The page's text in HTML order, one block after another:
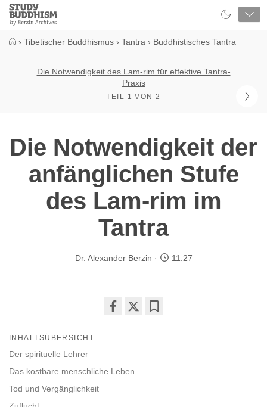
Close
Study
Buddhism
› Tibetischer Buddhismus › Tantra › Buddhistisches Tantra
Die Notwendigkeit des Lam-rim für effektive Tantra-
Praxis
TEIL 1 VON 2
Die Notwendigkeit der
anfänglichen Stufe
des Lam-rim im
Tantra
Dr. Alexander Berzin 11:27
INHALTSÜBERSICHT
Der spirituelle Lehrer
Das kostbare menschliche Leben
Tod und Vergänglichkeit